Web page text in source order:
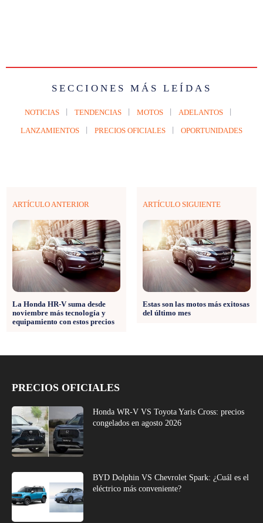
SECCIONES MÁS LEÍDAS
NOTICIAS TENDENCIAS MOTOS ADELANTOS
LANZAMIENTOS PRECIOS OFICIALES OPORTUNIDADES
ARTÍCULO ANTERIOR
La Honda HR-V suma desde
noviembre más tecnología y
equipamiento con estos precios
ARTÍCULO SIGUIENTE
Estas son las motos más exitosas
del último mes
PRECIOS OFICIALES
Honda WR-V VS Toyota Yaris Cross: precios
congelados en agosto 2026
BYD Dolphin VS Chevrolet Spark: ¿Cuál es el
eléctrico más conveniente?